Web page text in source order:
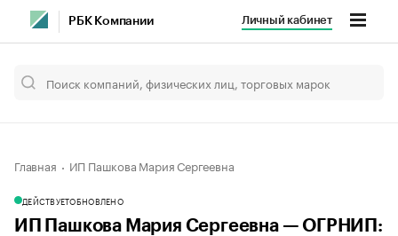
РБК Компании Личный кабинет
Главная ИП Пашкова Мария Сергеевна
ДЕЙСТВУЕТОБНОВЛЕНО
ИП Пашкова Мария Сергеевна — ОГРНИП: